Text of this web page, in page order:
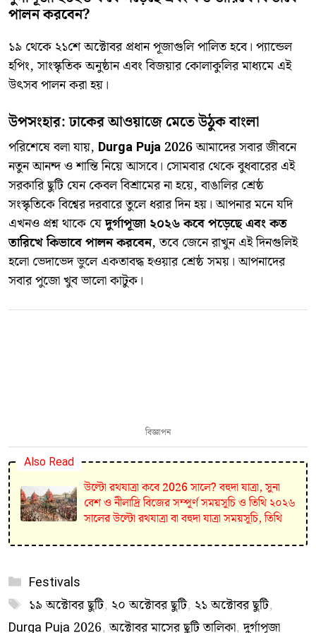
পালন করবেন?
​১৯ থেকে ২১শে অক্টোবর প্রধান পূজাগুলি পালিত হবে। প্যান্ডেল
হপিং, সাংস্কৃতিক অনুষ্ঠান এবং বিজয়ার কোলাকুলির মাধ্যমে এই
উৎসব পালন করা হয়।
উপসংহার: ঢাকের আওয়াজে মেতে উঠুক বাংলা
​পরিশেষে বলা যায়, Durga Puja 2026আমাদের সবার জীবনে
নতুন আনন্দ ও শান্তি নিয়ে আসবে। সোমবার থেকে বুধবারের এই
সরকারি ছুটি যেন কেবল বিশ্রামের না হয়ে, বাঙালির শ্রেষ্ঠ
সংস্কৃতিকে বিশ্বের দরবারে তুলে ধরার দিন হয়। আপনার মনে যদি
এখনও প্রশ্ন থাকে যেদুর্গাপূজা ২০২৬ কবে পড়েছে এবং কত
তারিখে কিভাবে পালন করবেন, তবে জেনে রাখুন এই দিনগুলিই
হলো ভেদাভেদ ভুলে একতাবদ্ধ হওয়ার শ্রেষ্ঠ সময়। আপনাদের
সবার পুজো খুব ভালো কাটুক।
বিজ্ঞাপন
Also Read
উল্টো রথযাত্রা কবে 2026 সালে? বহুদা যাত্রা, সুনা
বেশ ও নীলাদ্রি বিজের সম্পূর্ণ সময়সূচি ও তিথি ২০২৬
সালের উল্টো রথযাত্রা বা বহুদা যাত্রা সময়সূচি, তিথি
Categories
Festivals
Tags
১৯ অক্টোবর ছুটি, ২০ অক্টোবর ছুটি, ২১ অক্টোবর ছুটি,
Durga Puja 2026,অক্টোবর মাসের ছুটি তালিকা,দুর্গাপূজা